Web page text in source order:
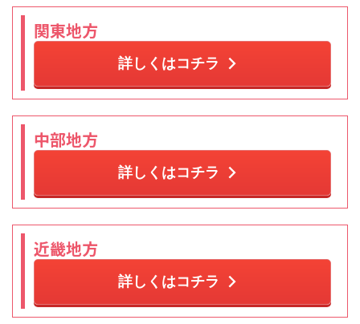
関東地方
詳しくはコチラ
中部地方
詳しくはコチラ
近畿地方
詳しくはコチラ